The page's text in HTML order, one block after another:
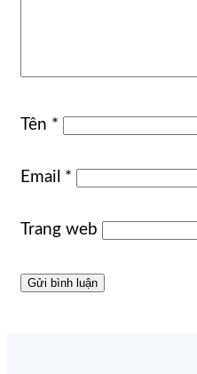
Tên *
Email *
Trang web